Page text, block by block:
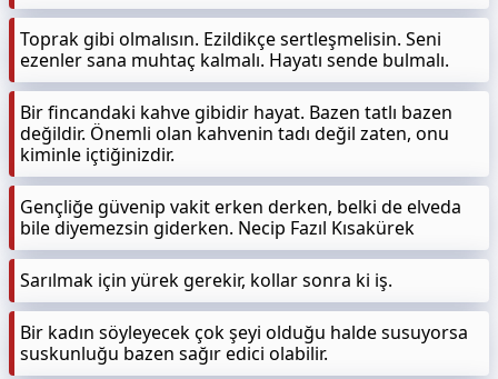
Toprak gibi olmalısın. Ezildikçe sertleşmelisin. Seni
ezenler sana muhtaç kalmalı. Hayatı sende bulmalı.
Bir fincandaki kahve gibidir hayat. Bazen tatlı bazen
değildir. Önemli olan kahvenin tadı değil zaten, onu
kiminle içtiğinizdir.
Gençliğe güvenip vakit erken derken, belki de elveda
bile diyemezsin giderken. Necip Fazıl Kısakürek
Sarılmak için yürek gerekir, kollar sonra ki iş.
Bir kadın söyleyecek çok şeyi olduğu halde susuyorsa
suskunluğu bazen sağır edici olabilir.